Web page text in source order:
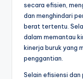
secara efisien,
dan menghindari
berat tertentu.
dalam memantau
kinerja buruk yang
penggantian.
Selain efisiensi